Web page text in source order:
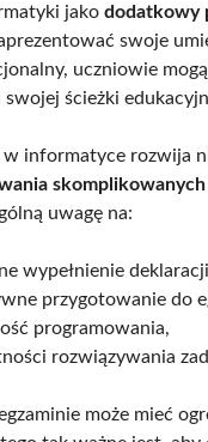
jako dodatkowy
swoje
uczniowie
swojej ścieżki
informatyce rozwija
uwagę na:
wypełnienie
przygotowanie do
programowania,
rozwiązywania
może mieć